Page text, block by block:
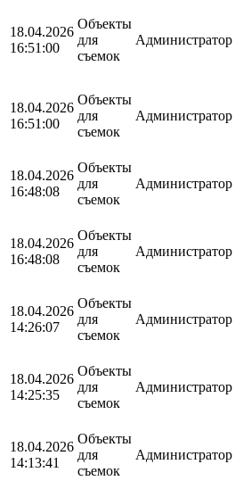
18.04.2026
16:51:00
Объекты
для
съемок
Администратор
18.04.2026
16:51:00
Объекты
для
съемок
Администратор
18.04.2026
16:48:08
Объекты
для
съемок
Администратор
18.04.2026
16:48:08
Объекты
для
съемок
Администратор
18.04.2026
14:26:07
Объекты
для
съемок
Администратор
18.04.2026
14:25:35
Объекты
для
съемок
Администратор
18.04.2026
14:13:41
Объекты
для
съемок
Администратор